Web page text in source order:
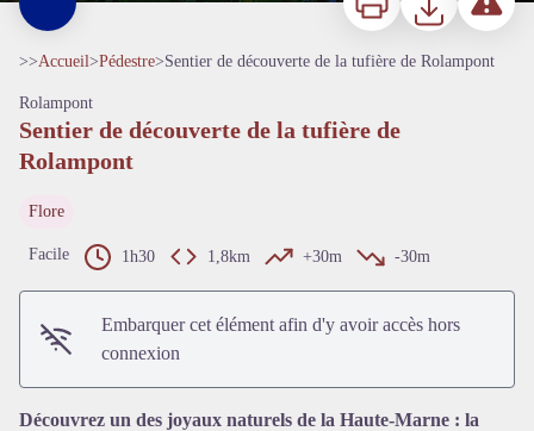
>>Accueil>Pédestre>Sentier de découverte de la tufière de Rolampont
Rolampont
Sentier de découverte de la tufière de
Rolampont
Flore
Facile 1h30 1,8km +30m -30m
Embarquer cet élément afin d'y avoir accès hors
connexion
Découvrez un des joyaux naturels de la Haute-Marne : la